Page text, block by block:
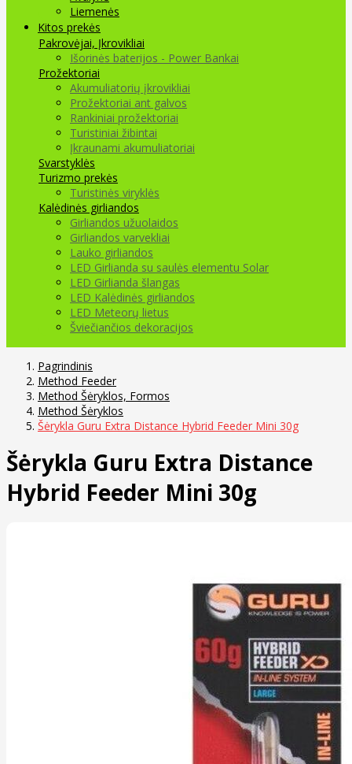
Liemenės
Kitos prekės
Pakrovėjai, Įkrovikliai
Išorinės baterijos - Power Bankai
Prožektoriai
Akumuliatorių įkrovikliai
Prožektoriai ant galvos
Rankiniai prožektoriai
Turistiniai žibintai
Įkraunami akumuliatoriai
Svarstyklės
Turizmo prekės
Turistinės viryklės
Kalėdinės girliandos
Girliandos užuolaidos
Girliandos varvekliai
Lauko girliandos
LED Girlianda su saulės elementu Solar
LED Girlianda šlangas
LED Kalėdinės girliandos
LED Meteorų lietus
Šviečiančios dekoracijos
Pagrindinis
Method Feeder
Method Šėryklos, Formos
Method Šėryklos
Šėrykla Guru Extra Distance Hybrid Feeder Mini 30g
Šėrykla Guru Extra Distance
Hybrid Feeder Mini 30g